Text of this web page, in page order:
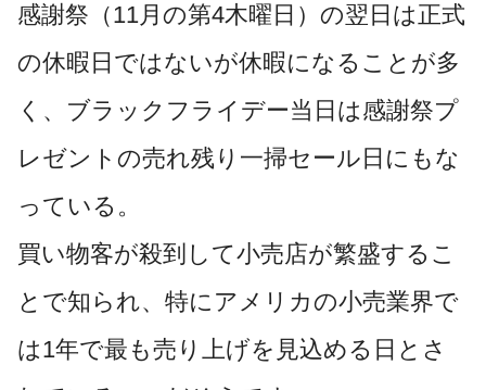
感謝祭（11月の第4木曜日）の翌日は正式
の休暇日ではないが休暇になることが多
く、ブラックフライデー当日は感謝祭プ
レゼントの売れ残り一掃セール日にもな
っている。
買い物客が殺到して小売店が繁盛するこ
とで知られ、特にアメリカの小売業界で
は1年で最も売り上げを見込める日とさ